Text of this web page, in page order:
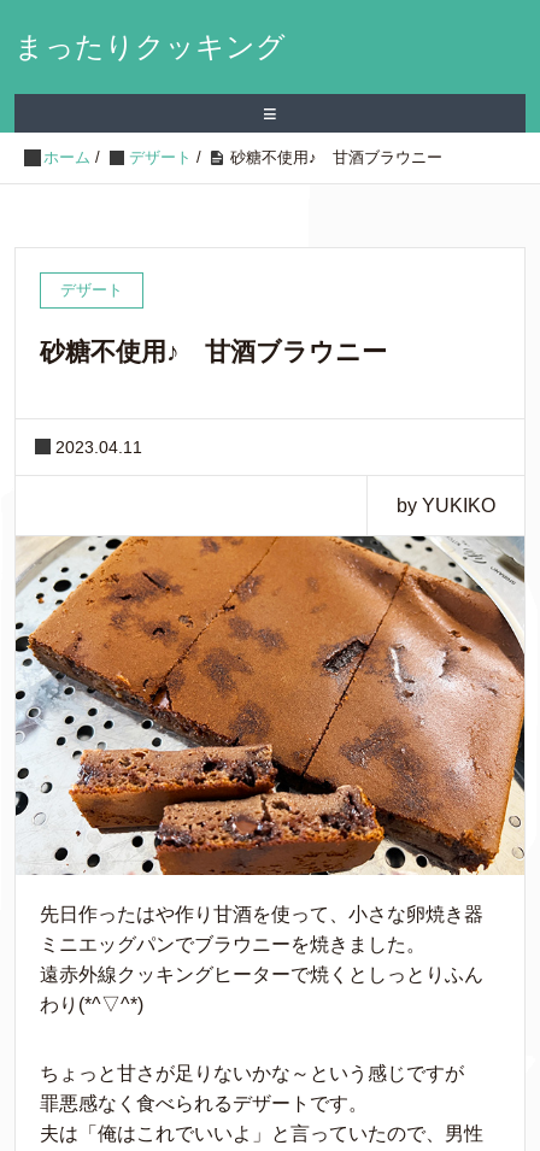
まったりクッキング
≡
ホーム / デザート / 砂糖不使用♪ 甘酒ブラウニー
デザート
砂糖不使用♪ 甘酒ブラウニー
2023.04.11
by YUKIKO
先日作ったはや作り甘酒を使って、小さな卵焼き器
ミニエッグパンでブラウニーを焼きました。
遠赤外線クッキングヒーターで焼くとしっとりふん
わり(*^▽^*)
ちょっと甘さが足りないかな～という感じですが
罪悪感なく食べられるデザートです。
夫は「俺はこれでいいよ」と言っていたので、男性